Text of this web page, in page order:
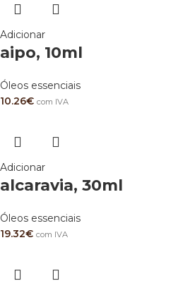
Adicionar
aipo, 10ml
Óleos essenciais
10.26€ com IVA
Adicionar
alcaravia, 30ml
Óleos essenciais
19.32€ com IVA